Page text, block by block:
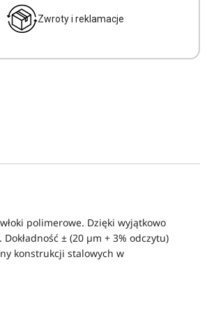
Zwroty i reklamacje
polimerowe. Dzięki wyjątkowo
± (20 µm + 3% odczytu)
konstrukcji stalowych w